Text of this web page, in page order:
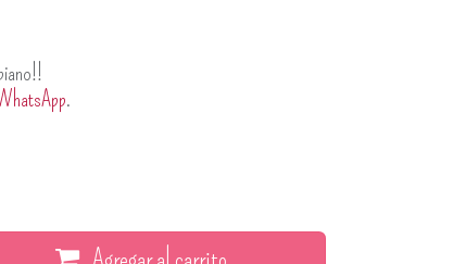
.